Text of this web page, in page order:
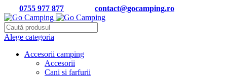
0755 977 877 contact@gocamping.ro
Alege categoria
Accesorii camping
Accesorii
Cani si farfurii